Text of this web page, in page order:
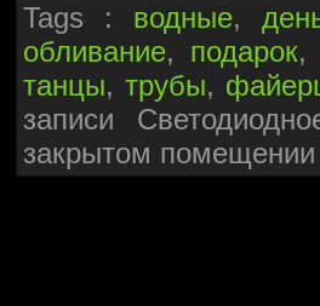
Tags : водные,
обливание, подарок,
танцы, трубы,
записи
закрытом помещении